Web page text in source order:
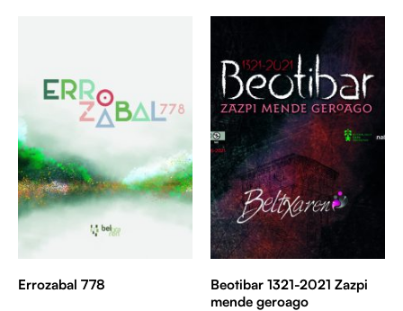
Errozabal 778
Beotibar 1321-2021 Zazpi
mende geroago